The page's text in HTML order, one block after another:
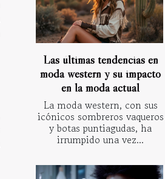
Las últimas tendencias en
moda western y su impacto
en la moda actual
La moda western, con sus
icónicos sombreros vaqueros
y botas puntiagudas, ha
irrumpido una vez...